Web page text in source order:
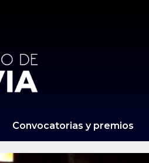
Convocatorias y premios